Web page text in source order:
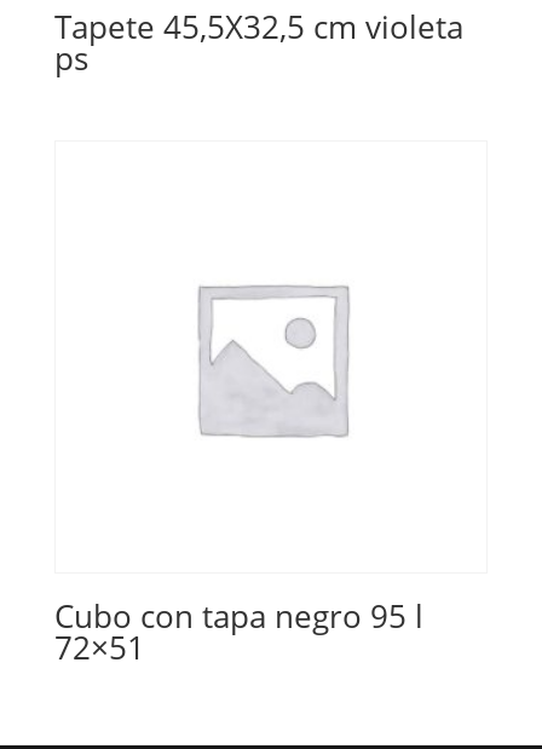
Tapete 45,5X32,5 cm violeta
ps
Cubo con tapa negro 95 l
72×51